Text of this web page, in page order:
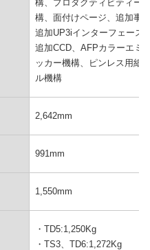
構、プロダクティビティー
構、面付けページ、追加事
追加UP3iインターフェース
追加CCD、AFPカラーエミ
ッカー機構、ピンレス用紙
ル機構
2,642mm
991mm
1,550mm
・TD5:1,250Kg
・TS3、TD6:1,272Kg